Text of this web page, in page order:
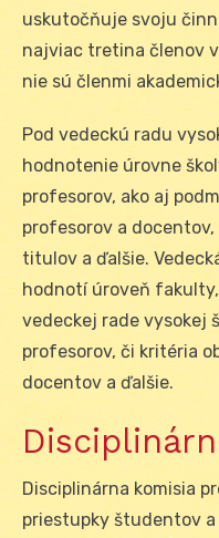
uskutočňuje svoju
najviac tretina členov
nie sú členmi
Pod vedeckú radu
hodnotenie úrovne
profesorov, ako aj
profesorov a
titulov a ďalšie.
hodnotí úroveň
vedeckej rade vysokej
profesorov, či kritéria
docentov a ďalšie.
Disciplinárna komisia
priestupky študentov